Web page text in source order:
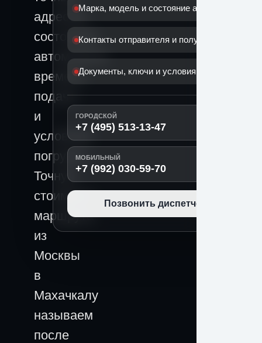
адресам,
состоянию
автомобиля,
времени
подачи
и
условиям
погрузки.
Точную
стоимость
маршрута
из
Москвы
в
Махачкалу
называем
после
Марка, модель и состояние автомобиля
Контакты отправителя и получателя
Документы, ключи и условия передачи
ГОРОДСКОЙ
+7 (495) 513-13-47
МОБИЛЬНЫЙ
+7 (992) 030-59-70
Позвонить диспетчеру